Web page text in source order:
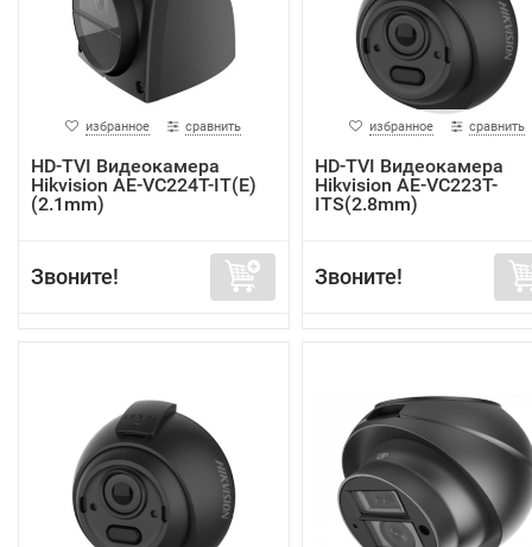
избранное сравнить
HD-TVI Видеокамера
Hikvision AE-VC224T-IT(E)
(2.1mm)
Звоните!
избранное сравнить
HD-TVI Видеокамера
Hikvision AE-VC223T-
ITS(2.8mm)
Звоните!